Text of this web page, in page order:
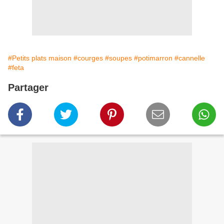
#Petits plats maison #courges #soupes #potimarron #cannelle
#feta
Partager